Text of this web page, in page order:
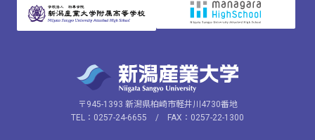
〒945-1393 新潟県柏崎市軽井川4730番地
TEL：0257-24-6655 / FAX：0257-22-1300